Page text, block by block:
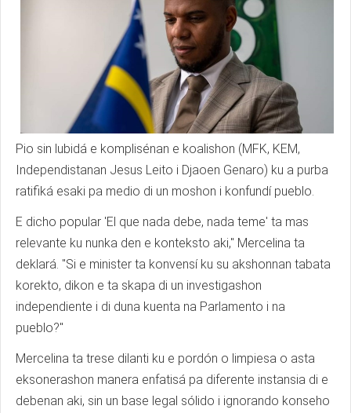
Pio sin lubidá e komplisénan e koalishon (MFK, KEM,
Independistanan Jesus Leito i Djaoen Genaro) ku a purba
ratifiká esaki pa medio di un moshon i konfundí pueblo.
E dicho popular 'El que nada debe, nada teme' ta mas
relevante ku nunka den e konteksto aki," Mercelina ta
deklará. "Si e minister ta konvensí ku su akshonnan tabata
korekto, dikon e ta skapa di un investigashon
independiente i di duna kuenta na Parlamento i na
pueblo?"
Mercelina ta trese dilanti ku e pordón o limpiesa o asta
eksonerashon manera enfatisá pa diferente instansia di e
debenan aki, sin un base legal sólido i ignorando konseho